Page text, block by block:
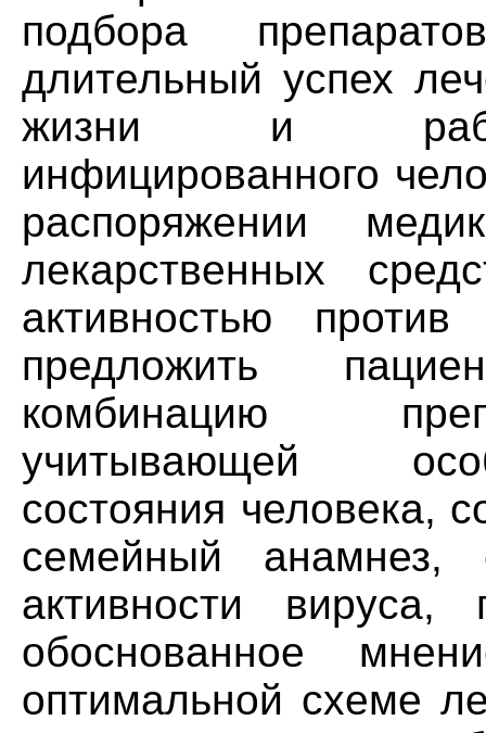
подбора
длительный успех
жизни и
инфицированного
распоряжении
лекарственных
активностью
предложить
комбинацию
учитывающей
состояния человека,
семейный анамнез,
активности вируса,
обоснованное
оптимальной схеме